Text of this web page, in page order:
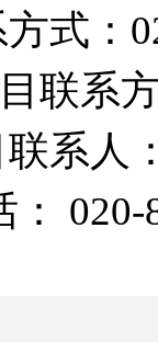
式：
联系
系人
： 020-